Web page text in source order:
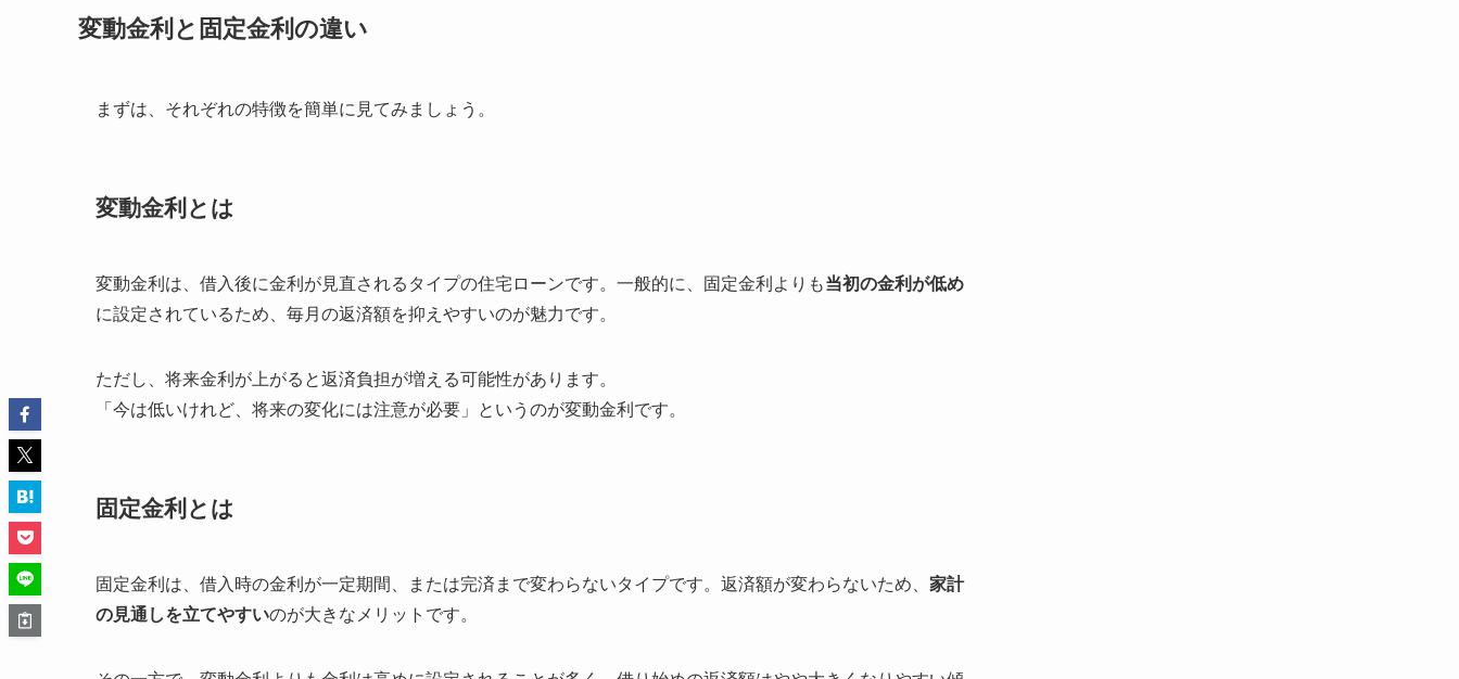
変動金利と固定金利の違い
まずは、それぞれの特徴を簡単に見てみましょう。
変動金利とは
変動金利は、借入後に金利が見直されるタイプの住宅ローンです。一般的に、固定金利よりも当初の金利が低め
に設定されているため、毎月の返済額を抑えやすいのが魅力です。
ただし、将来金利が上がると返済負担が増える可能性があります。
「今は低いけれど、将来の変化には注意が必要」というのが変動金利です。
固定金利とは
固定金利は、借入時の金利が一定期間、または完済まで変わらないタイプです。返済額が変わらないため、 家計
の見通しを立てやすいのが大きなメリットです。